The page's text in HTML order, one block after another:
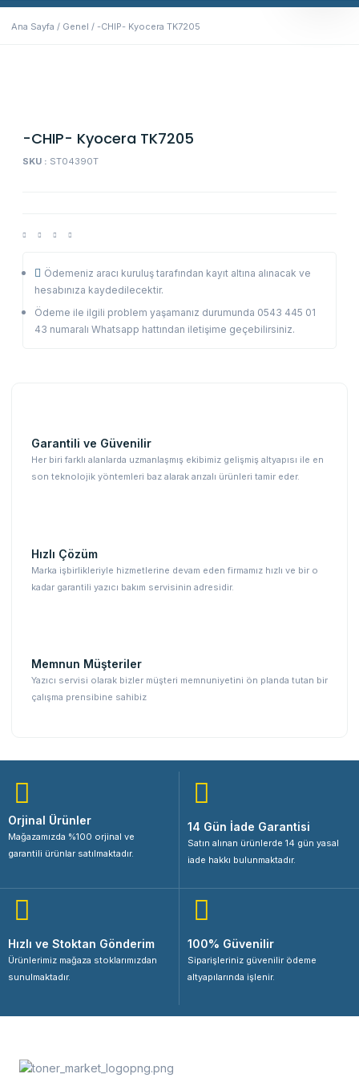
Ana Sayfa / Genel / -CHIP- Kyocera TK7205
-CHIP- Kyocera TK7205
SKU : ST04390T
Ödemeniz aracı kuruluş tarafından kayıt altına alınacak ve
hesabınıza kaydedilecektir.
Ödeme ile ilgili problem yaşamanız durumunda 0543 445 01
43 numaralı Whatsapp hattından iletişime geçebilirsiniz.
Garantili ve Güvenilir
Her biri farklı alanlarda uzmanlaşmış ekibimiz gelişmiş altyapısı ile en
son teknolojik yöntemleri baz alarak arızalı ürünleri tamir eder.
Hızlı Çözüm
Marka işbirlikleriyle hizmetlerine devam eden firmamız hızlı ve bir o
kadar garantili yazıcı bakım servisinin adresidir.
Memnun Müşteriler
Yazıcı servisi olarak bizler müşteri memnuniyetini ön planda tutan bir
çalışma prensibine sahibiz
Orjinal Ürünler
Mağazamızda %100 orjinal ve
garantili ürünlar satılmaktadır.
14 Gün İade Garantisi
Satın alınan ürünlerde 14 gün yasal
iade hakkı bulunmaktadır.
Hızlı ve Stoktan Gönderim
Ürünlerimiz mağaza stoklarımızdan
sunulmaktadır.
100% Güvenilir
Siparişleriniz güvenilir ödeme
altyapılarında işlenir.